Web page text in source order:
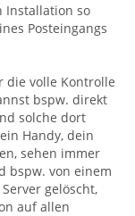
Installation so
Posteingangs
die volle Kontrolle
bspw. direkt
solche dort
Handy, dein
sehen immer
bspw. von einem
gelöscht,
auf allen